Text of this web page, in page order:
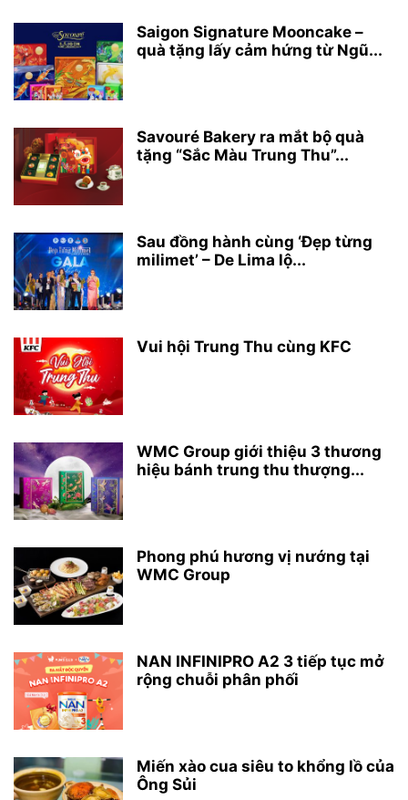
Saigon Signature Mooncake –
quà tặng lấy cảm hứng từ Ngũ...
Savouré Bakery ra mắt bộ quà
tặng “Sắc Màu Trung Thu”...
Sau đồng hành cùng ‘Đẹp từng
milimet’ – De Lima lộ...
Vui hội Trung Thu cùng KFC
WMC Group giới thiệu 3 thương
hiệu bánh trung thu thượng...
Phong phú hương vị nướng tại
WMC Group
NAN INFINIPRO A2 3 tiếp tục mở
rộng chuỗi phân phối
Miến xào cua siêu to khổng lồ của
Ông Sủi